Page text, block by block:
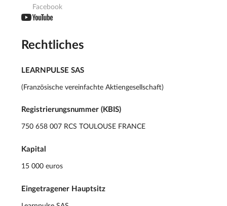
Facebook
Rechtliches
LEARNPULSE SAS
(Französische vereinfachte Aktiengesellschaft)
Registrierungsnummer (KBIS)
750 658 007 RCS TOULOUSE FRANCE
Kapital
15 000 euros
Eingetragener Hauptsitz